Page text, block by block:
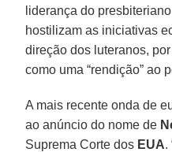
liderança do
hostilizam as iniciativas
direção dos luteranos,
como uma “rendição” ao
A mais recente onda de
ao anúncio do nome de
Suprema Corte dos EUA.